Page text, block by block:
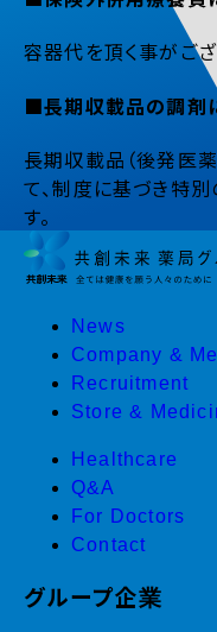
容器代を頂く事がご
■長期収載品の調剤
長期収載品（後発医
て、制度に基づき特
す。
News
Company &
Recruitment
Store &
Healthcare
Q&A
For Doctors
Contact
グループ企業